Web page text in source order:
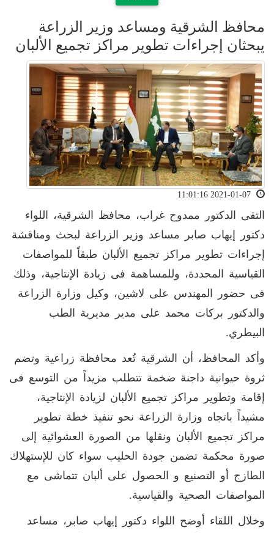
محافظ الشرقية ومساعد وزير الزراعة
يبحثان إجراءات تطوير مراكز تجميع الألبان
التقى الدكتور ممدوح غراب، محافظ الشرقية، اللواء
دكتور إيهاب صابر مساعد وزير الزراعة لبحث ومناقشة
إجراءات تطوير مراكز تجميع الألبان طبقاً للمواصفات
القياسية المحددة، وللمساهمة فى زيادة الإنتاجية، وذلك
فى حضور المهندس على لاشين، وكيل وزارة الزراعة
والدكتور بركات محمد على مدير مديرية الطب
البيطري.
وأكد المحافظ، أن الشرقية تُعد محافظة زراعية وتضم
ثروة حيوانية داجنة ضخمة تتطلب مزيداً من التوسع فى
إقامة وتطوير مراكز تجميع الألبان لزيادة الإنتاجية،
مشيداً باتجاه وزارة الزراعة نحو تنفيذ خطة تطوير
مراكز تجميع الألبان ونقلها من الصورة العشوائية إلى
صورة محكمة تضمن جودة الحليب سواء كان للإستهلاك
الطازج أو التصنيع و الحصول على ألبان تتماشى مع
المواصفات الصحية والقياسية.
وخلال اللقاء أوضح اللواء دكتور إيهاب صابر، مساعد